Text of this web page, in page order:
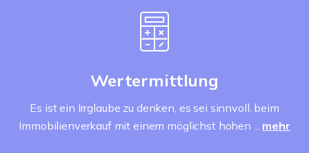
Wertermittlung
Es ist ein Irrglaube zu denken, es sei sinnvoll, beim
Immobilienverkauf mit einem möglichst hohen ... mehr